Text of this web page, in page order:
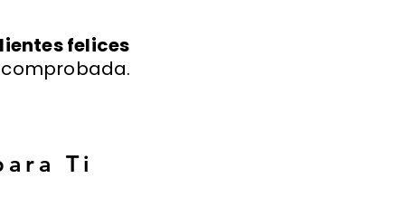
felices
Ti